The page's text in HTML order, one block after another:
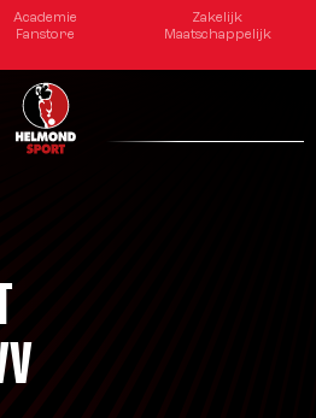
Academie
Zakelijk
Fanstore
Maatschappelijk